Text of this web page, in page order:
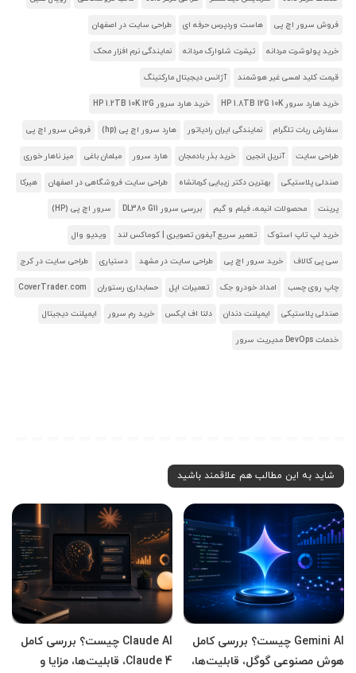
فروش سرور اچ پی هاست وردپرس حرفه ای طراحی سایت در اصفهان
خرید پولوشرت مردانه تیشرت شلوارک مردانه نمایندگی نرم افزار محک
قیمت کلید لمسی غیر هوشمند آژانس دیجیتال مارکتینگ
خرید هارد سرور HP 1.8TB 12G 10K خرید هارد سرور HP 1.2TB 10K 12G
سفارش ربات تلگرام نمایندگی ایران رادیاتور هارد سرور اچ پی (hp) فروش سرور اچ پی
طراحی سایت آنریل انجین خرید بذر بادمجان هارد سرور مبلمان باغی میز ناهار خوری
صندلی پلاستیکی بهترین دکتر زیبایی کرمانشاه طراحی سایت فروشگاهی در اصفهان هیرکا
پرینت محصولات انیمه، فیلم و گیم بررسی سرور DL380 G11 سرور اچ پی (HP)
خرید لپ تاپ استوک تعمیر سریع آیفون تصویری | کوماکس لند ویدیو وال
سی پی کالاف خرید سرور اچ پی طراحی سایت در مشهد دستیاری طراحی سایت در کرج
چاپ روی چسب امداد خودرو جک تعمیرات اپل حسابداری رستوران CoverTrader.com
صندلی پلاستیکی ایمپلنت دندان دلتا اف ایکس خرید رم سرور ایمپلنت دیجیتال
خدمات DevOps مدیریت سرور
شاید به این مطالب هم علاقمند باشید
Gemini AI چیست؟ بررسی کامل
هوش مصنوعی گوگل، قابلیت‌ها،
Claude AI چیست؟ بررسی کامل
Claude 4، قابلیت‌ها، مزایا و